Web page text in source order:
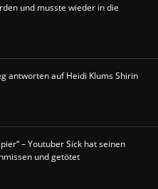
und musste wieder in die
antworten auf Heidi Klums Shirin
– Youtuber Sick hat seinen
und getötet